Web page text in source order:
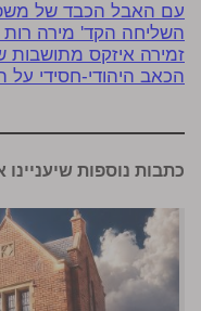
עם האבל הכבד של
השליחה הקד' מירה
זמירה איזקס מתושבות
הכאב היהודי-חסידי
כתבות נוספות שיעניינו